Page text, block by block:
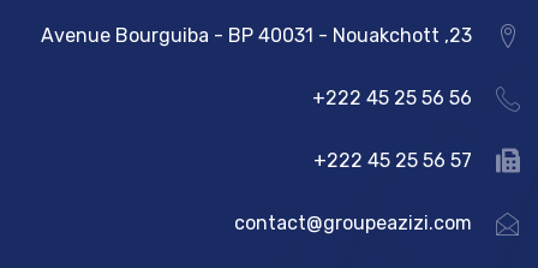
23, Avenue Bourguiba - BP 40031 - Nouakchott
56 56 25 45 222+
57 56 25 45 222+
contact@groupeazizi.com